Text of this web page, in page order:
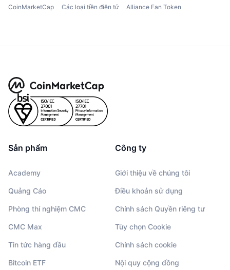
CoinMarketCap Các loại tiền điện tử Alliance Fan Token
Sản phẩm
Academy
Quảng Cáo
Phòng thí nghiệm CMC
CMC Max
Tin tức hàng đầu
Bitcoin ETF
Công ty
Giới thiệu về chúng tôi
Điều khoản sử dụng
Chính sách Quyền riêng tư
Tùy chọn Cookie
Chính sách cookie
Nội quy cộng đồng